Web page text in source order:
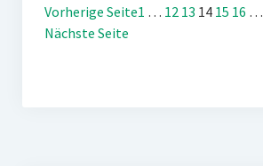
Vorherige Seite1 … 12 13 14 15 16 …
Nächste Seite